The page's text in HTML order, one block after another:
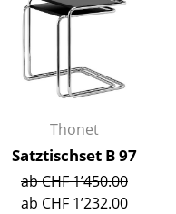
Thonet
Satztischset B 97
ab CHF 1’450.00
ab CHF 1’232.00